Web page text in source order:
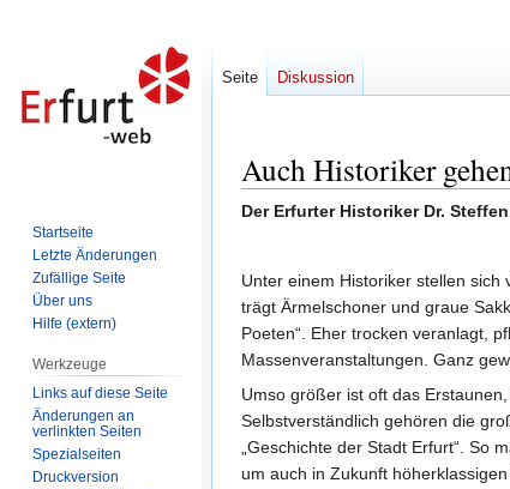
Zur
Navigation
springen
Zur
Suche
springen
Auch Historiker
Der Erfurter Historiker Dr.
Unter einem Historiker stellen
trägt Ärmelschoner und graue
Poeten“. Eher trocken veranlagt,
Massenveranstaltungen. Ganz
Umso größer ist oft das
Selbstverständlich gehören die
„Geschichte der Stadt Erfurt“. So
um auch in Zukunft
Seite Diskussion
Startseite
Letzte Änderungen
Zufällige Seite
Über uns
Hilfe (extern)
Werkzeuge
Links auf diese Seite
Änderungen an
verlinkten Seiten
Spezialseiten
Druckversion